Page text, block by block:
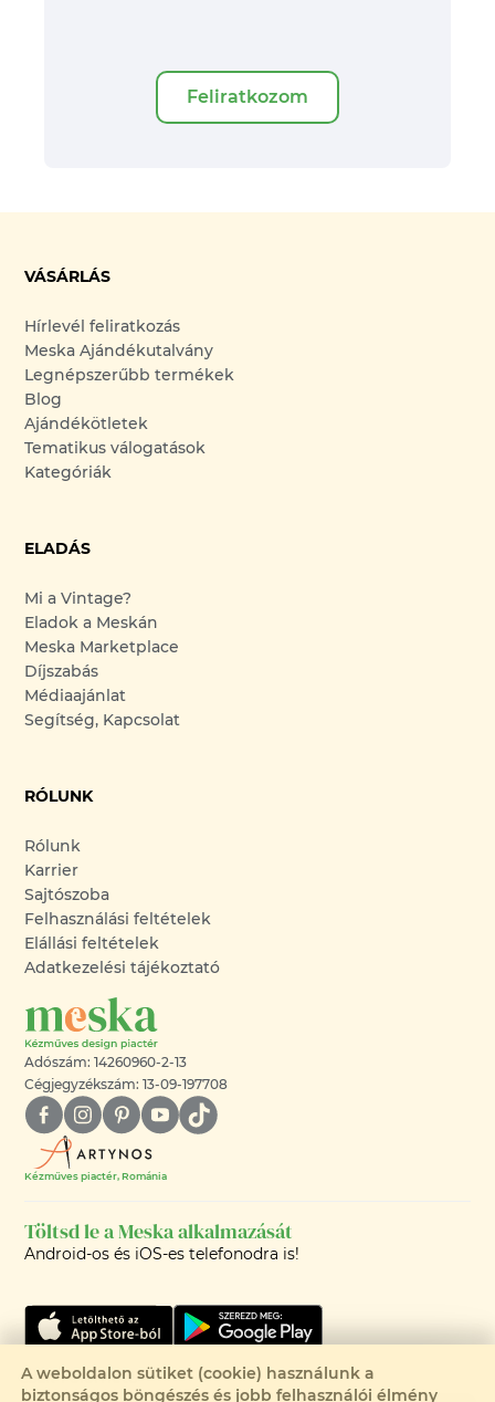
Csak 1 elérhető
Feliratkozom
VÁSÁRLÁS
Hírlevél feliratkozás
Meska Ajándékutalvány
Legnépszerűbb termékek
Blog
Ajándékötletek
Tematikus válogatások
Kategóriák
ELADÁS
Mi a Vintage?
Eladok a Meskán
Meska Marketplace
Díjszabás
Médiaajánlat
Segítség, Kapcsolat
RÓLUNK
Rólunk
Karrier
Sajtószoba
Felhasználási feltételek
Elállási feltételek
Adatkezelési tájékoztató
Adószám: 14260960-2-13
Cégjegyzékszám: 13-09-197708
Kézműves piactér, Románia
Töltsd le a Meska alkalmazását
Android-os és iOS-es telefonodra is!
A weboldalon sütiket (cookie) használunk a
biztonságos böngészés és jobb felhasználói élmény